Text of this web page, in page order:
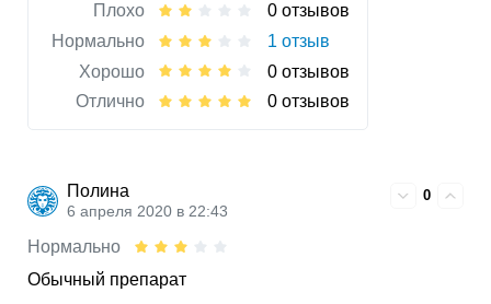
Плохо
0 отзывов
Нормально
1 отзыв
Хорошо
0 отзывов
Отлично
0 отзывов
Полина
6 апреля 2020 в 22:43
0
Нормально
Обычный препарат